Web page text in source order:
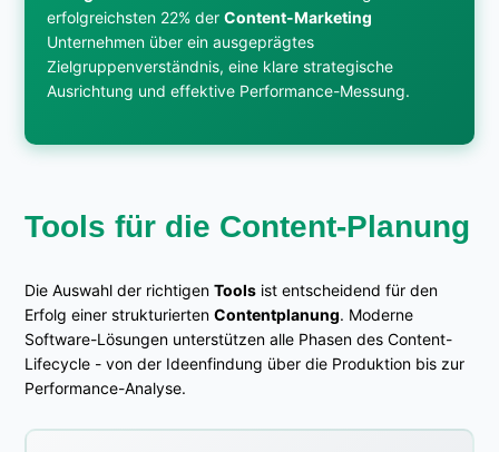
erfolgreichsten 22% derContent-Marketing
Unternehmen über ein ausgeprägtes
Zielgruppenverständnis, eine klare strategische
Ausrichtung und effektive Performance-Messung.
Tools für die Content-Planung
Die Auswahl der richtigenTools ist entscheidend für den
Erfolg einer strukturiertenContentplanung. Moderne
Software-Lösungen unterstützen alle Phasen des Content-
Lifecycle - von der Ideenfindung über die Produktion bis zur
Performance-Analyse.